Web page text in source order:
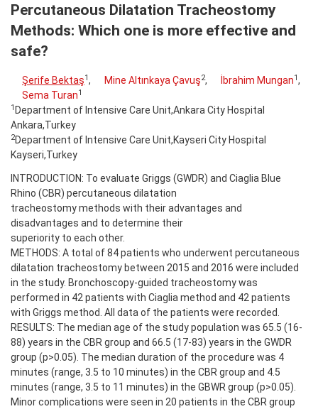
Percutaneous Dilatation Tracheostomy
Methods: Which one is more effective and
safe?
Şerife Bektaş1, Mine Altınkaya Çavuş2, İbrahim Mungan1,
Sema Turan1
1 Department of Intensive Care Unit,Ankara City Hospital
Ankara,Turkey
2Department of Intensive Care Unit,Kayseri City Hospital
Kayseri,Turkey
INTRODUCTION: To evaluate Griggs (GWDR) and Ciaglia Blue
Rhino (CBR) percutaneous dilatation
tracheostomy methods with their advantages and
disadvantages and to determine their
superiority to each other.
METHODS: A total of 84 patients who underwent percutaneous
dilatation tracheostomy between 2015 and 2016 were included
in the study. Bronchoscopy-guided tracheostomy was
performed in 42 patients with Ciaglia method and 42 patients
with Griggs method. All data of the patients were recorded.
RESULTS: The median age of the study population was 65.5 (16-
88) years in the CBR group and 66.5 (17-83) years in the GWDR
group (p>0.05). The median duration of the procedure was 4
minutes (range, 3.5 to 10 minutes) in the CBR group and 4.5
minutes (range, 3.5 to 11 minutes) in the GBWR group (p>0.05).
Minor complications were seen in 20 patients in the CBR group